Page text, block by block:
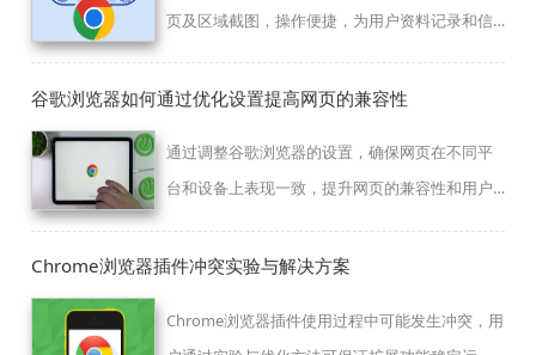
页及区域截图，操作便捷，为用户资料记录和信
谷歌浏览器如何通过优化设置提高网页的兼容性
通过调整谷歌浏览器的设置，确保网页在不同平
台和设备上表现一致，提升网页的兼容性和用户
Chrome浏览器插件冲突实验与解决方案
Chrome浏览器插件使用过程中可能发生冲突，用